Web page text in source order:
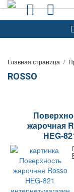
Главная страница /
ROSSO
жарочная
HEG-